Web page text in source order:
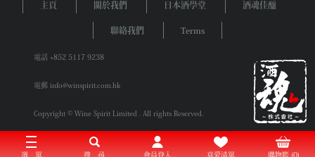
選 單 搜 尋 會員登入 喜愛清單 購物籃 (0)
主頁 關於我們 日本酒學堂 酒魂佳釀
聯絡我們 Terms
電話 +852 5117 9238
電郵 info@winspirit.com.hk
Copyright © Wine Spirit Limited . All rights Reserved.